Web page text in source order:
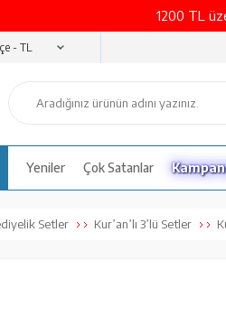
1200 TL
- TL
Yeniler Çok Satanlar
Setler Kur’an’lı 3’lü Setler